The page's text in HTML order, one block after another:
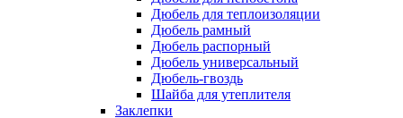
Дюбель для теплоизоляции
Дюбель рамный
Дюбель распорный
Дюбель универсальный
Дюбель-гвоздь
Шайба для утеплителя
Заклепки